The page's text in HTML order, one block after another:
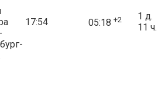
17:54 05:18 +2
1 д.
11 ч.